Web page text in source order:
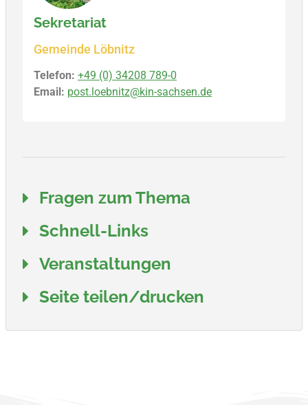
Sekretariat
Gemeinde Löbnitz
Telefon: +49 (0) 34208 789-0
Email: post.loebnitz@kin-sachsen.de
Fragen zum Thema
Schnell-Links
Veranstaltungen
Seite teilen/drucken